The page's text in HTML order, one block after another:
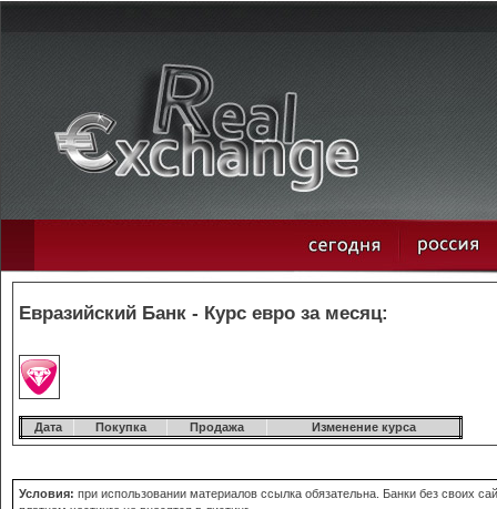
Евразийский Банк - Курс евро за месяц:
Дата Покупка Продажа Изменение курса
Условия: при использовании материалов ссылка обязательна. Банки без своих